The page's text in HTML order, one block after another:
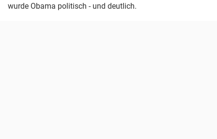
wurde Obama politisch - und deutlich.